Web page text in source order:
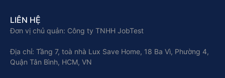
LIÊN HỆ
Đơn vị chủ quản: Công ty TNHH JobTest
Địa chỉ: Tầng 7, toà nhà Lux Save Home, 18 Ba Vì, Phường 4,
Quận Tân Bình, HCM, VN